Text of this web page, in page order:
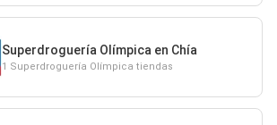
Superdroguería Olímpica en Chía
1 Superdroguería Olímpica tiendas